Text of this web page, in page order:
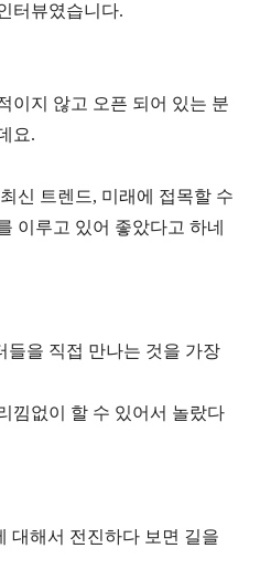
터뷰였습니다.
이지 않고 오픈 되어 있는 분
요.
신 트렌드, 미래에 접목할 수
이루고 있어 좋았다고 하네
들을 직접 만나는 것을 가장
낌없이 할 수 있어서 놀랐다
대해서 전진하다 보면 길을